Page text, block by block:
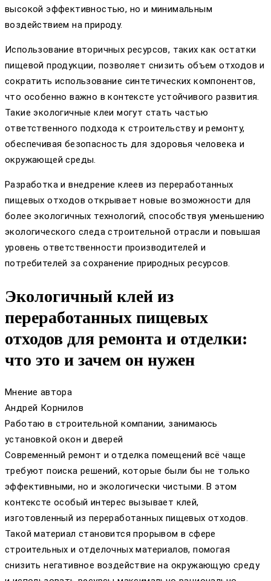
высокой эффективностью, но и минимальным
воздействием на природу.
Использование вторичных ресурсов, таких как остатки
пищевой продукции, позволяет снизить объем отходов и
сократить использование синтетических компонентов,
что особенно важно в контексте устойчивого развития.
Такие экологичные клеи могут стать частью
ответственного подхода к строительству и ремонту,
обеспечивая безопасность для здоровья человека и
окружающей среды.
Разработка и внедрение клеев из переработанных
пищевых отходов открывает новые возможности для
более экологичных технологий, способствуя уменьшению
экологического следа строительной отрасли и повышая
уровень ответственности производителей и
потребителей за сохранение природных ресурсов.
Экологичный клей из
переработанных пищевых
отходов для ремонта и отделки:
что это и зачем он нужен
Мнение автора
Андрей Корнилов
Работаю в строительной компании, занимаюсь
установкой окон и дверей
Современный ремонт и отделка помещений всё чаще
требуют поиска решений, которые были бы не только
эффективными, но и экологически чистыми. В этом
контексте особый интерес вызывает клей,
изготовленный из переработанных пищевых отходов.
Такой материал становится прорывом в сфере
строительных и отделочных материалов, помогая
снизить негативное воздействие на окружающую среду